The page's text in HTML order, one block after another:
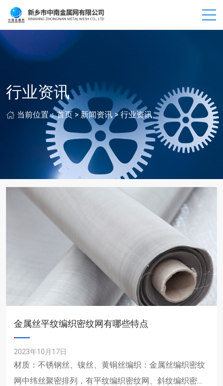
行业资讯
当前位置：首页 > 新闻资讯 >行业资讯
金属丝平纹编织密纹网有哪些特点
2023年10月17日
材质：不锈钢丝、镍丝、黄铜丝编织：金属丝编织密纹
网中纬丝聚密排列，有平纹编织密纹网、斜纹编织密纹